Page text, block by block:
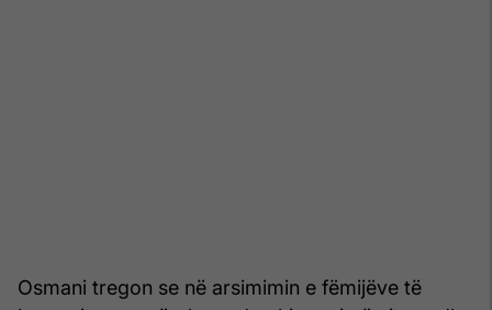
Osmani tregon se në arsimimin e fëmijëve të